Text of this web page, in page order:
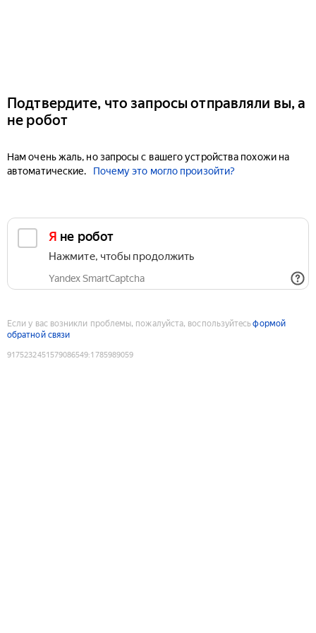
Подтвердите, что запросы отправляли вы, а
не робот
Нам очень жаль, но запросы с вашего устройства похожи на
автоматические.
Почему это могло произойти?
Я не робот
Нажмите, чтобы продолжить
Yandex SmartCaptcha
Если у вас возникли проблемы, пожалуйста, воспользуйтесьформой
обратной связи
9175232451579086549:1785989059